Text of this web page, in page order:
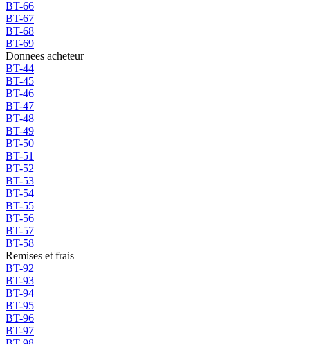
BT-66
BT-67
BT-68
BT-69
Donnees acheteur
BT-44
BT-45
BT-46
BT-47
BT-48
BT-49
BT-50
BT-51
BT-52
BT-53
BT-54
BT-55
BT-56
BT-57
BT-58
Remises et frais
BT-92
BT-93
BT-94
BT-95
BT-96
BT-97